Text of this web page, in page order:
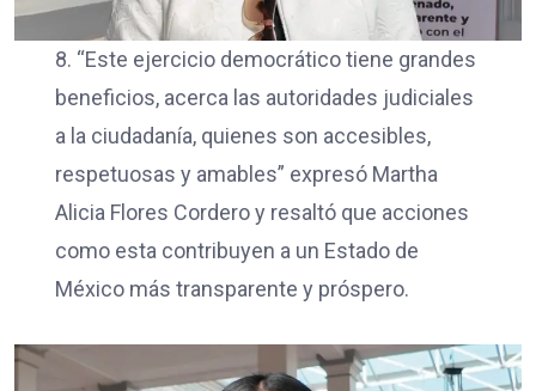
8. “Este ejercicio democrático tiene grandes
beneficios, acerca las autoridades judiciales
a la ciudadanía, quienes son accesibles,
respetuosas y amables” expresó Martha
Alicia Flores Cordero y resaltó que acciones
como esta contribuyen a un Estado de
México más transparente y próspero.